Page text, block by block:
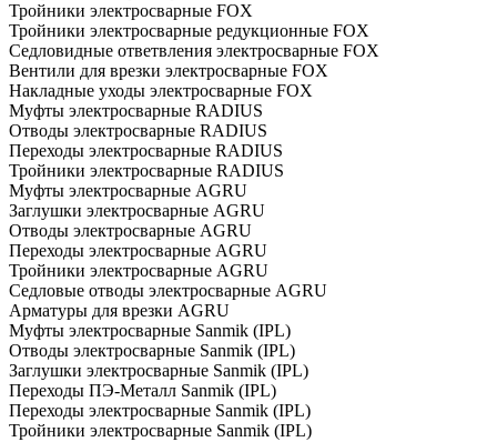
Тройники электросварные FOX
Тройники электросварные редукционные FOX
Седловидные ответвления электросварные FOX
Вентили для врезки электросварные FOX
Накладные уходы электросварные FOX
Муфты электросварные RADIUS
Отводы электросварные RADIUS
Переходы электросварные RADIUS
Тройники электросварные RADIUS
Муфты электросварные AGRU
Заглушки электросварные AGRU
Отводы электросварные AGRU
Переходы электросварные AGRU
Тройники электросварные AGRU
Седловые отводы электросварные AGRU
Арматуры для врезки AGRU
Муфты электросварные Sanmik (IPL)
Отводы электросварные Sanmik (IPL)
Заглушки электросварные Sanmik (IPL)
Переходы ПЭ-Металл Sanmik (IPL)
Переходы электросварные Sanmik (IPL)
Тройники электросварные Sanmik (IPL)